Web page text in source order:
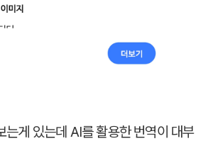
는게 있는데 AI를 활용한 번역이 대부